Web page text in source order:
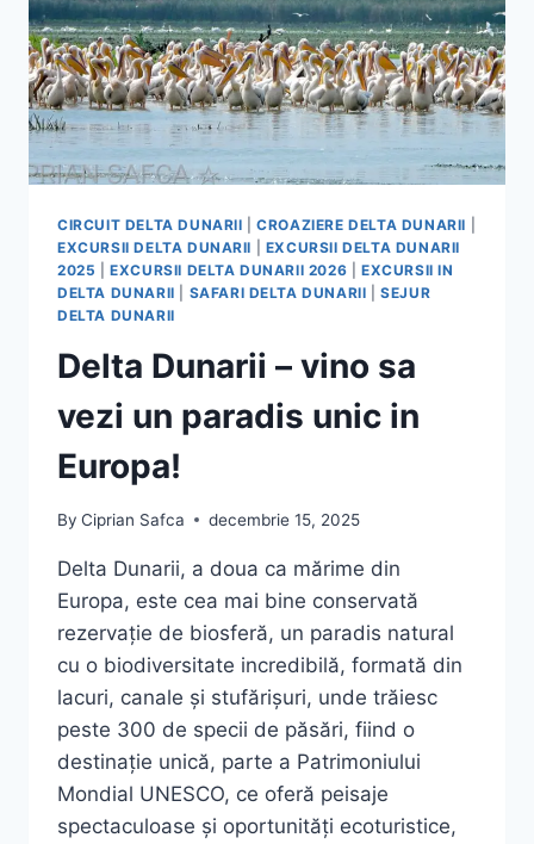
CIRCUIT DELTA DUNARII |CROAZIERE DELTA DUNARII
EXCURSII DELTA DUNARII
EXCURSII DELTA DUNARII
2025 |EXCURSII DELTA DUNARII 2026 |EXCURSII IN
DELTA DUNARII
SAFARI DELTA DUNARII |SEJUR
DELTA DUNARII
Delta Dunarii – vino sa
vezi un paradis unic in
Europa!
By Ciprian Safca decembrie 15, 2025
Delta Dunarii, a doua ca mărime din
Europa, este cea mai bine conservată
rezervație de biosferă, un paradis natural
cu o biodiversitate incredibilă, formată din
lacuri, canale și stufărișuri, unde trăiesc
peste 300 de specii de păsări, fiind o
destinație unică, parte a Patrimoniului
Mondial UNESCO, ce oferă peisaje
spectaculoase și oportunități ecoturistice,